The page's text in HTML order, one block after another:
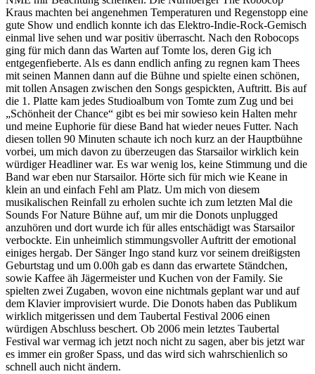
Kraus machten bei angenehmen Temperaturen und Regenstopp eine
gute Show und endlich konnte ich das Elektro-Indie-Rock-Gemisch
einmal live sehen und war positiv überrascht. Nach den Robocops
ging für mich dann das Warten auf Tomte los, deren Gig ich
entgegenfieberte. Als es dann endlich anfing zu regnen kam Thees
mit seinen Mannen dann auf die Bühne und spielte einen schönen,
mit tollen Ansagen zwischen den Songs gespickten, Auftritt. Bis auf
die 1. Platte kam jedes Studioalbum von Tomte zum Zug und bei
„Schönheit der Chance“ gibt es bei mir sowieso kein Halten mehr
und meine Euphorie für diese Band hat wieder neues Futter. Nach
diesen tollen 90 Minuten schaute ich noch kurz an der Hauptbühne
vorbei, um mich davon zu überzeugen das Starsailor wirklich kein
würdiger Headliner war. Es war wenig los, keine Stimmung und die
Band war eben nur Starsailor. Hörte sich für mich wie Keane in
klein an und einfach Fehl am Platz. Um mich von diesem
musikalischen Reinfall zu erholen suchte ich zum letzten Mal die
Sounds For Nature Bühne auf, um mir die Donots unplugged
anzuhören und dort wurde ich für alles entschädigt was Starsailor
verbockte. Ein unheimlich stimmungsvoller Auftritt der emotional
einiges hergab. Der Sänger Ingo stand kurz vor seinem dreißigsten
Geburtstag und um 0.00h gab es dann das erwartete Ständchen,
sowie Kaffee äh Jägermeister und Kuchen von der Family. Sie
spielten zwei Zugaben, wovon eine nichtmals geplant war und auf
dem Klavier improvisiert wurde. Die Donots haben das Publikum
wirklich mitgerissen und dem Taubertal Festival 2006 einen
würdigen Abschluss beschert. Ob 2006 mein letztes Taubertal
Festival war vermag ich jetzt noch nicht zu sagen, aber bis jetzt war
es immer ein großer Spass, und das wird sich wahrschienlich so
schnell auch nicht ändern.